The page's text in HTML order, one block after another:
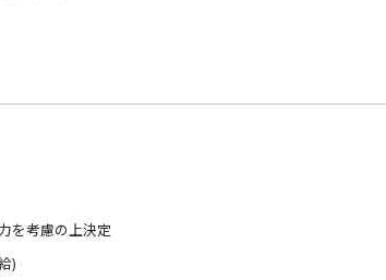
を考慮の上決定
)